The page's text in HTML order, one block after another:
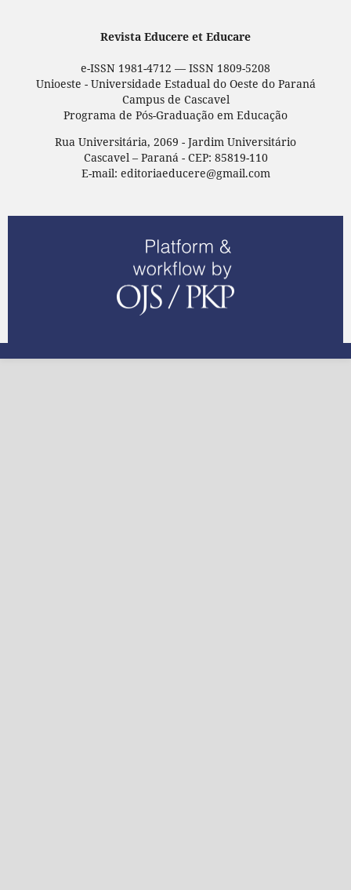
Revista Educere et Educare
e-ISSN 1981-4712 — ISSN 1809-5208
Unioeste - Universidade Estadual do Oeste do Paraná
Campus de Cascavel
Programa de Pós-Graduação em Educação
Rua Universitária, 2069 - Jardim Universitário
Cascavel – Paraná - CEP: 85819-110
E-mail: editoriaeducere@gmail.com